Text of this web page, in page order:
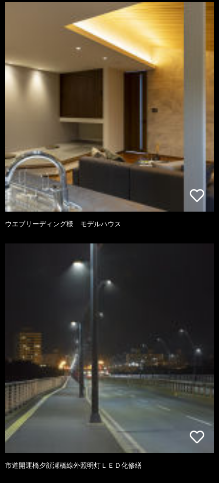
ウエブリーディング様 モデルハウス
市道開運橋夕顔瀬橋線外照明灯ＬＥＤ化修繕